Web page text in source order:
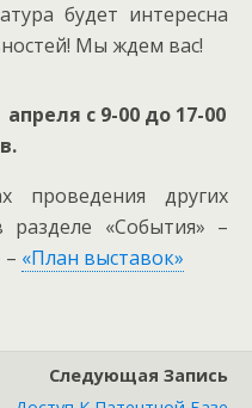
будет интересна
Мы ждем вас!
с 9-00 до 17-00
проведения других
«События» –
«План выставок»
Следующая Запись